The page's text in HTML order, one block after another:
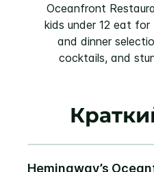
Oceanfront
kids under 12 eat
and dinner
cocktails, and